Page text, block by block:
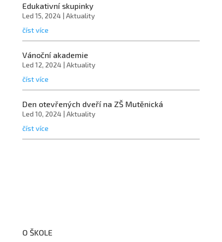
Edukativní skupinky
Led 15, 2024| Aktuality
číst více
Vánoční akademie
Led 12, 2024| Aktuality
číst více
Den otevřených dveří na ZŠ Mutěnická
Led 10, 2024| Aktuality
číst více
O ŠKOLE